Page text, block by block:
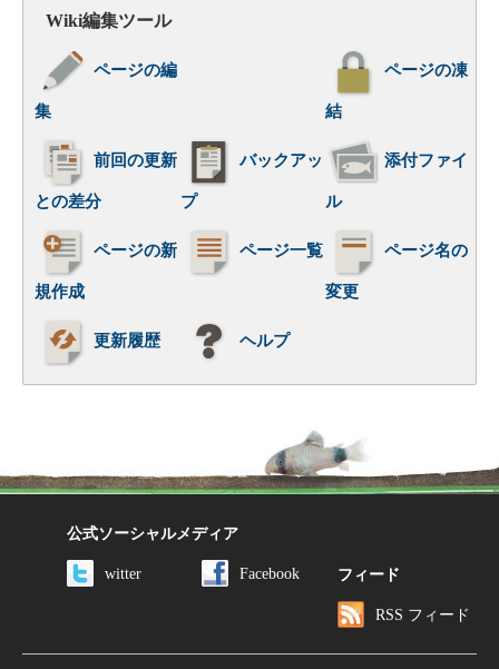
Wiki編集ツール
ページの編
集
ページの凍
結
前回の更新
との差分
バックアッ
プ
添付ファイ
ル
ページの新
規作成
ページ一覧 ページ名の
変更
更新履歴 ヘルプ
公式ソーシャルメディア
witter Facebook フィード
RSS フィード